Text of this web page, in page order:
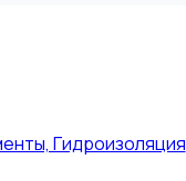
Гидроизоляция